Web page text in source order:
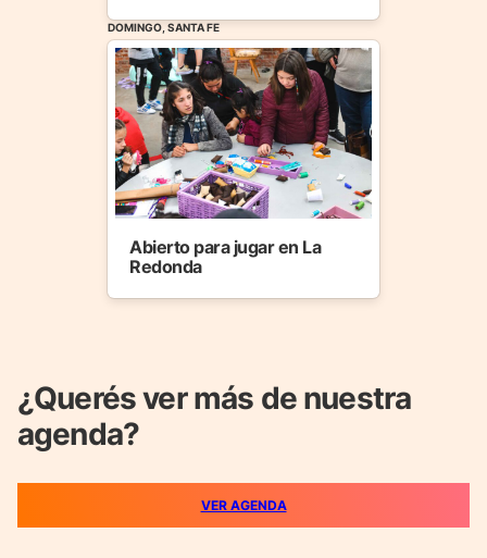
DOMINGO, SANTA FE
Abierto para jugar en La
Redonda
¿Querés ver más de nuestra
agenda?
VER AGENDA